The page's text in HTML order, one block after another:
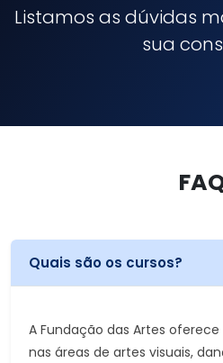
Listamos as dúvidas
sua
Quais são os cursos?
A Fundação das Artes
nas áreas de artes visuais,